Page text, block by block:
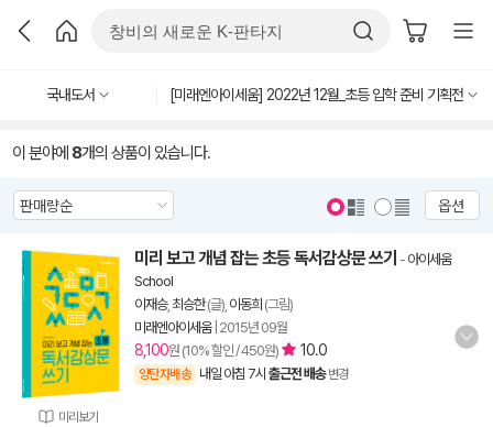
국내도서 [미래엔아이세움] 2022년 12월_초등 입학 준비 기획전
이 분야에 8개의 상품이 있습니다.
옵션
미리보기
미리 보고 개념 잡는 초등 독서감상문 쓰기 - 아이세움
School
이재승, 최승한(글), 이동희 (그림)
미래엔아이세움| 2015년 09월
8,100원 (10% 할인 / 450원) 10.0
양탄자배송 내일 아침 7시 출근전 배송 변경